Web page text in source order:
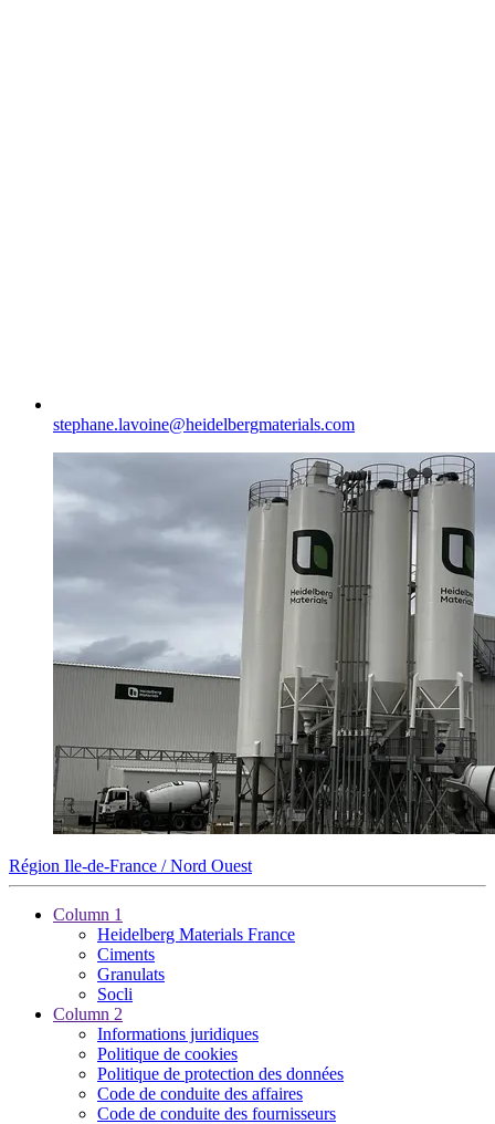
stephane.lavoine​@heidelbergmaterials.com
Région Ile-de-France / Nord Ouest
Column 1
Heidelberg Materials France
Ciments
Granulats
Socli
Column 2
Informations juridiques
Politique de cookies
Politique de protection des données
Code de conduite des affaires
Code de conduite des fournisseurs